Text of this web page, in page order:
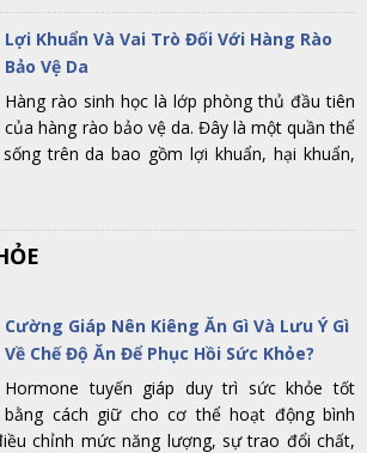
Lợi Khuẩn Và Vai Trò Đối Với Hàng Rào
Bảo Vệ Da
Hàng rào sinh học là lớp phòng thủ đầu tiên
của hàng rào bảo vệ da. Đây là một quần thể
trên da bao gồm lợi khuẩn, hại khuẩn,
Cường Giáp Nên Kiêng Ăn Gì Và Lưu Ý Gì
Về Chế Độ Ăn Để Phục Hồi Sức Khỏe?
Hormone tuyến giáp duy trì sức khỏe tốt
bằng cách giữ cho cơ thể hoạt động bình
chỉnh mức năng lượng, sự trao đổi chất,